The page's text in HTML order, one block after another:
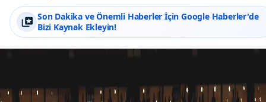
Son Dakika ve Önemli Haberler İçin Google Haberler'de
Bizi Kaynak Ekleyin!